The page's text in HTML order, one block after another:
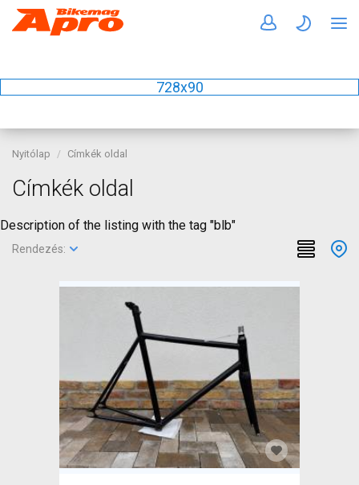
728x90
Nyitólap Címkék oldal
Címkék oldal
Description of the listing with the tag "blb"
Rendezés: